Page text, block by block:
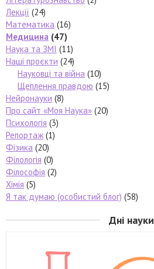
Лекції (24)
Математика (16)
Медицина (47)
Наука та ЗМІ (11)
Наші проєкти (24)
Науковці та війна (10)
Щеплення правдою (15)
Нейронауки (8)
Про сайт «Моя Наука» (20)
Психологія (3)
Репортаж(1)
Фізика (20)
Філологія (0)
Філософія (2)
Хімія (5)
Я так думаю (особистий блог) (58)
Дні науки